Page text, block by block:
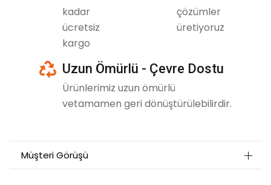
kadar
ücretsiz
kargo
çözümler
üretiyoruz
icon
Uzun Ömürlü - Çevre Dostu
Ürünlerimiz uzun ömürlü
vetamamen geri dönüştürülebilirdir.
Müşteri Görüşü